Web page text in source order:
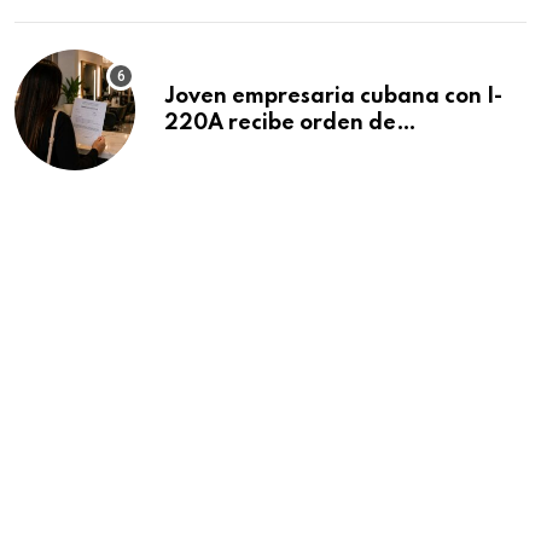
Joven empresaria cubana con I-
220A recibe orden de